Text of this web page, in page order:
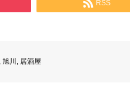
RSS
, 旭川 , 居酒屋